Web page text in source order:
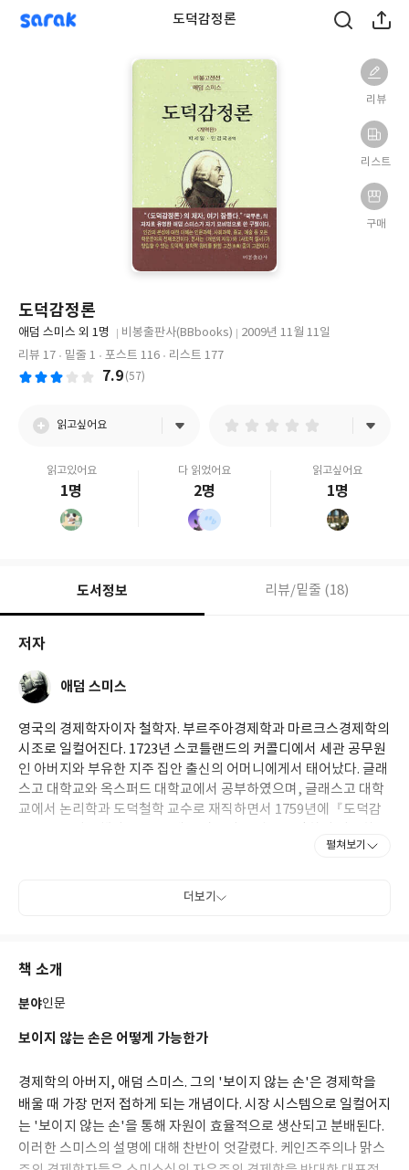
sarak 도덕감정론
리뷰
리스트
구매
도덕감정론
글
쓴
애덤 스미스 외 1명
출
사
비봉출판사(BBbooks)
2009년 11월 11일
리뷰 17
밑줄 1 포스트 116 리스트 177
7.9 (57)
읽고싶어요
읽고있어요
1명
다 읽었어요
2명
읽고싶어요
1명
도서정보 리뷰/밑줄 (18)
저자
애덤 스미스
영국의 경제학자이자 철학자. 부르주아경제학과 마르크스경제학의
시조로 일컬어진다. 1723년 스코틀랜드의 커콜디에서 세관 공무원
인 아버지와 부유한 지주 집안 출신의 어머니에게서 태어났다. 글래
스고 대학교와 옥스퍼드 대학교에서 공부하였으며, 글래스고 대학
교에서 논리학과 도덕철학 교수로 재직하면서 1759년에『도덕감
서 자유방임을 주장한『국부론』출간과 함께 최고의 사상가로 존
었으며, 작가 생전에 제5판(1789년)까지 출간되었다. 일생을 독신
펼쳐보기
더보기
책 소개
분야인문
보이지 않는 손은 어떻게 가능한가
경제학의 아버지, 애덤 스미스. 그의 '보이지 않는 손'은 경제학을
배울 때 가장 먼저 접하게 되는 개념이다. 시장 시스템으로 일컬어지
는 '보이지 않는 손'을 통해 자원이 효율적으로 생산되고 분배된다.
이러한 스미스의 설명에 대해 찬반이 엇갈렸다. 케인즈주의나 맑스